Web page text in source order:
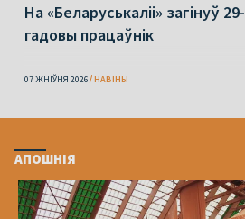
На «Беларуськаліі» загінуў 29-
гадовы працаўнік
07 ЖНІЎНЯ 2026 НАВІНЫ
АПОШНІЯ